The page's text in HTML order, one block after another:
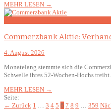
MEHR LESEN →
Commerzbank Aktie:
4. August 2026
Monatelang stemmte sich die
Schwelle ihres 52-Wochen-Hochs
MEHR LESEN →
Seite:
← Zurück 1 3 4 5 6 7 8 9 359